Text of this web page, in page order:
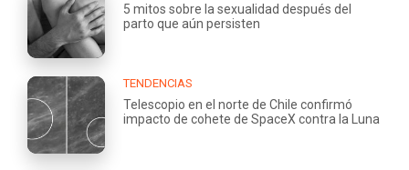
5 mitos sobre la sexualidad después del
parto que aún persisten
TENDENCIAS
Telescopio en el norte de Chile confirmó
impacto de cohete de SpaceX contra la Luna